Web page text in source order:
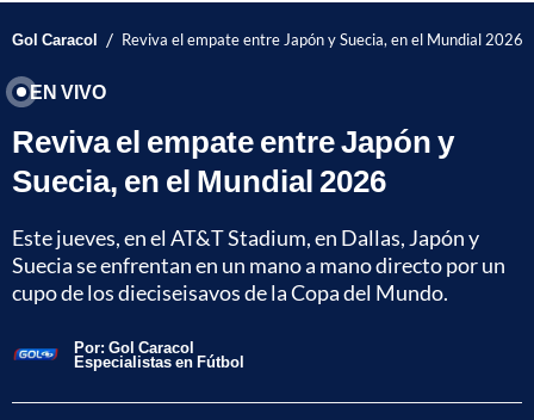
Gol Caracol / Reviva el empate entre Japón y Suecia, en el Mundial 2026
EN VIVO
Reviva el empate entre Japón y
Suecia, en el Mundial 2026
Este jueves, en el AT&T Stadium, en Dallas, Japón y
Suecia se enfrentan en un mano a mano directo por un
cupo de los dieciseisavos de la Copa del Mundo.
Por: Gol Caracol
Especialistas en Fútbol